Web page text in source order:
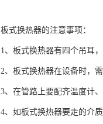
板式换热器的注意事项：
1、板式换热器有四个吊耳
2、板式换热器在设备时，
3、在管路上要配齐温度计、
4、如板式换热器要走的介